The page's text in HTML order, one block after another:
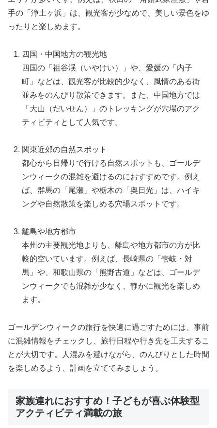
手の「浄土ヶ浜」は、観光客が少なめで、美しい景色をゆ
ったりと楽しめます。
四国・中国地方の観光地
四国の「祖谷渓（いやけい）」や、愛媛の「内子
町」などは、観光客が比較的少なく、風情のある街
並みをのんびり散策できます。また、中国地方では
「大山（だいせん）」のトレッキングが穴場のアク
ティビティとして人気です。
関東近郊の自然スポット
都心から日帰りで行ける自然スポットも、ゴールデ
ンウィークの混雑を避けるのにおすすめです。例え
ば、群馬の「尾瀬」や栃木の「奥日光」は、ハイキ
ングや自然散策を楽しめる穴場スポットです。
離島や地方都市
本州の主要観光地よりも、離島や地方都市の方が比
較的空いています。例えば、長崎県の「壱岐・対
馬」や、和歌山県の「熊野古道」などは、ゴールデ
ンウィークでも混雑が少なく、静かに観光を楽しめ
ます。
ゴールデンウィークの旅行を快適に過ごすためには、事前
に混雑情報をチェックし、旅行日程や行き先を工夫するこ
とが大切です。人混みを避けながら、のんびりとした時間
を楽しめるよう、計画を立ててみましょう。
家族連れにおすすめ！子どもが喜ぶ体験型
アクティビティ満載の旅